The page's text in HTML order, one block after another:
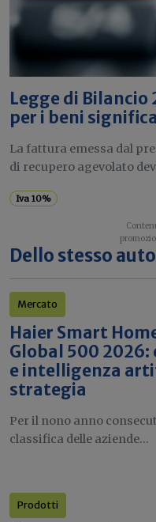
Legge di Bilancio
per i beni
La fattura emessa dal
di recupero agevolato
Iva 10%
Dello stesso
Mercato
Haier Smart
Global 500
e intelligenza
strategia
Per il nono anno
classifica delle aziende...
Prodotti